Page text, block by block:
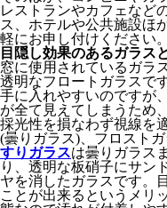
レストランやカフェなど
ス、ホテルや公共施設ほ
軽にお申し付けください。
目隠し効果のあるガラス
窓に使用されているガラ
透明なフロートガラスで
手に入れやすいのですが
が全て見えてしまうため
採光性を損なわず視線を
(曇りガラス)、フロスト
すりガラスは曇りガラス
り、透明な板硝子にサン
ヤを消したガラスです。
ことが出来るというメリ